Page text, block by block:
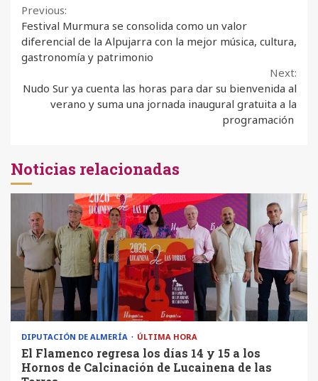
Continue
Reading
Previous:
Festival Murmura se consolida como un valor
diferencial de la Alpujarra con la mejor música, cultura,
gastronomía y patrimonio
Next:
Nudo Sur ya cuenta las horas para dar su bienvenida al
verano y suma una jornada inaugural gratuita a la
programación
Noticias relacionadas
DIPUTACIÓN DE ALMERÍA ÚLTIMA HORA
El Flamenco regresa los días 14 y 15 a los
Hornos de Calcinación de Lucainena de las